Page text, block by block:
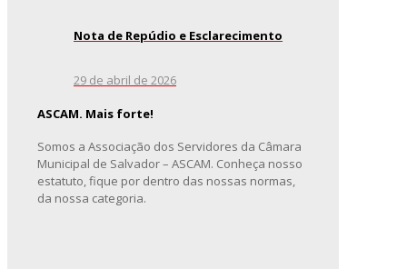
Nota de Repúdio e Esclarecimento
29 de abril de 2026
ASCAM. Mais forte!
Somos a Associação dos Servidores da Câmara
Municipal de Salvador – ASCAM. Conheça nosso
estatuto, fique por dentro das nossas normas,
da nossa categoria.